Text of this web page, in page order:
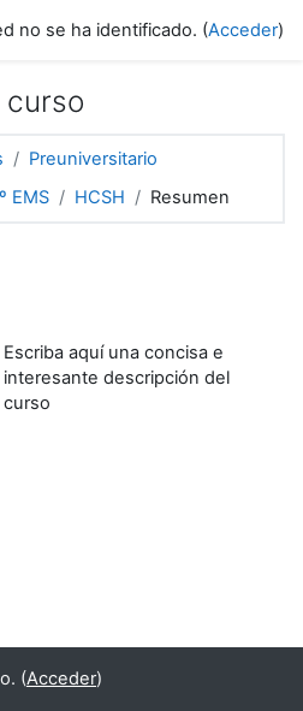
no se ha identificado. (Acceder)
curso
Preuniversitario
EMS HCSH Resumen
Escriba aquí una concisa e
interesante descripción del
curso
(Acceder)